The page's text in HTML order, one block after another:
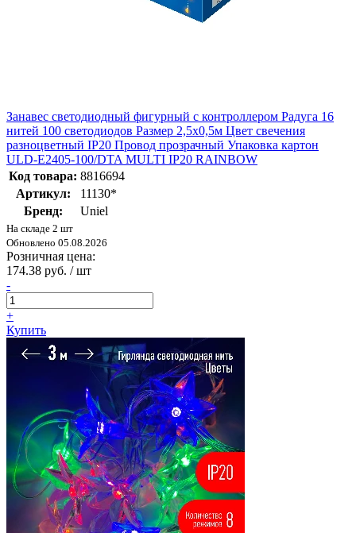
Занавес светодиодный фигурный с контроллером Радуга 16
нитей 100 светодиодов Размер 2,5х0,5м Цвет свечения
разноцветный IP20 Провод прозрачный Упаковка картон
ULD-E2405-100/DTA MULTI IP20 RAINBOW
Код товара: 8816694
Артикул:
11130*
Бренд:
Uniel
На складе 2 шт
Обновлено 05.08.2026
Розничная цена:
174.38 руб. / шт
-
+
Купить